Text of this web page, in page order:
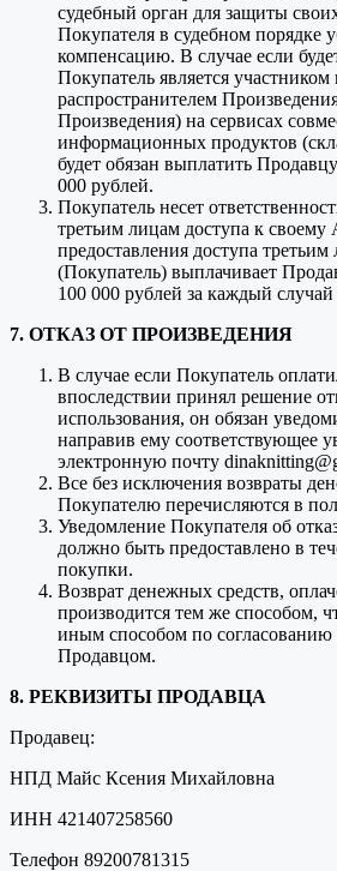
судебный орган для защиты
Покупателя в судебном порядке
компенсацию. В случае если
Покупатель является участником
распространителем
Произведения) на сервисах
информационных продуктов
будет обязан выплатить
000 рублей.
Покупатель несет
третьим лицам доступа к своему
предоставления доступа
(Покупатель) выплачивает
100 000 рублей за каждый
7. ОТКАЗ ОТ ПРОИЗВЕДЕНИЯ
В случае если Покупатель
впоследствии принял решение
использования, он обязан
направив ему соответствующее
электронную почту
Все без исключения возвраты
Покупателю перечисляются в
Уведомление Покупателя об
должно быть предоставлено в
покупки.
Возврат денежных средств,
производится тем же способом,
иным способом по согласованию
Продавцом.
8. РЕКВИЗИТЫ ПРОДАВЦА
Продавец:
НПД Майс Ксения Михайловна
ИНН 421407258560
Телефон 89200781315